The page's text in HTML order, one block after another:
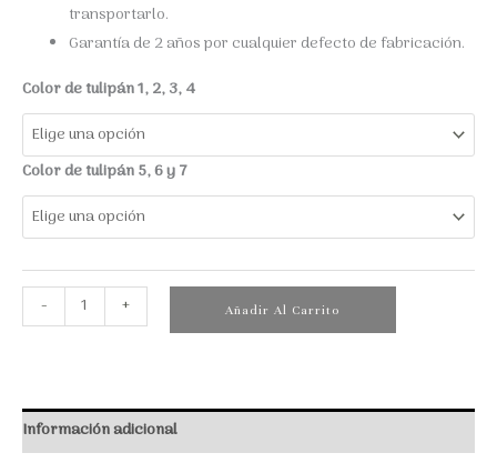
transportarlo.
Garantía de 2 años por cualquier defecto de fabricación.
Color de tulipán 1, 2, 3, 4
Color de tulipán 5, 6 y 7
-
Ramo
Alejandra
+ Añadir Al Carrito
Información adicional